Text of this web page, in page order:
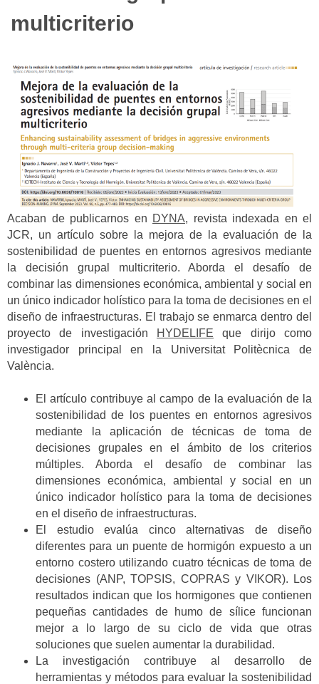
multicriterio
Acaban de publicarnos en DYNA, revista indexada en el
JCR, un artículo sobre la mejora de la evaluación de la
sostenibilidad de puentes en entornos agresivos mediante
la decisión grupal multicriterio. Aborda el desafío de
combinar las dimensiones económica, ambiental y social en
un único indicador holístico para la toma de decisiones en el
diseño de infraestructuras. El trabajo se enmarca dentro del
proyecto de investigación
HYDELIFE que dirijo como
investigador principal en la Universitat Politècnica de
València.
El artículo contribuye al campo de la evaluación de la
sostenibilidad de los puentes en entornos agresivos
mediante la aplicación de técnicas de toma de
decisiones grupales en el ámbito de los criterios
múltiples. Aborda el desafío de combinar las
dimensiones económica, ambiental y social en un
único indicador holístico para la toma de decisiones
en el diseño de infraestructuras.
El estudio evalúa cinco alternativas de diseño
diferentes para un puente de hormigón expuesto a un
entorno costero utilizando cuatro técnicas de toma de
decisiones (ANP, TOPSIS, COPRAS y VIKOR). Los
resultados indican que los hormigones que contienen
pequeñas cantidades de humo de sílice funcionan
mejor a lo largo de su ciclo de vida que otras
soluciones que suelen aumentar la durabilidad.
La investigación contribuye al desarrollo de
herramientas y métodos para evaluar la sostenibilidad